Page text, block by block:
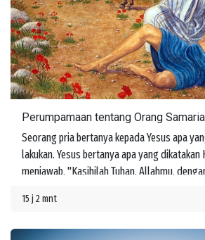
Perumpamaan tentang Orang
Seorang pria bertanya kepada Yesus apa
lakukan. Yesus bertanya apa yang dikatakan
menjawab, "Kasihilah Tuhan, Allahmu,
dengan segenap akal budimu, dan kasihilah
15 j 2 mnt